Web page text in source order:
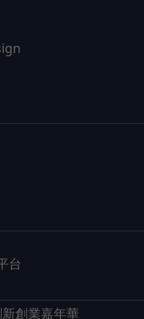
台
創業嘉年華